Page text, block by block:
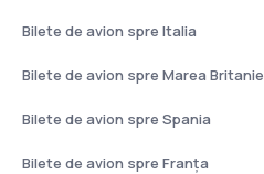
Bilete de avion spre Italia
Bilete de avion spre Marea Britanie
Bilete de avion spre Spania
Bilete de avion spre Franţa